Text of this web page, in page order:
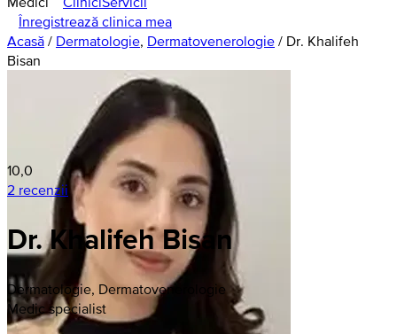
Înregistrează clinica mea
Acasă / Dermatologie, Dermatovenerologie / Dr. Khalifeh
Bisan
10,0
2 recenzii
Dr. Khalifeh Bisan
Dermatologie, Dermatovenerologie
Medic specialist